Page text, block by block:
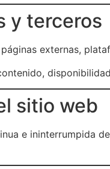
y terceros
externas,
sitio web
e ininterrumpida